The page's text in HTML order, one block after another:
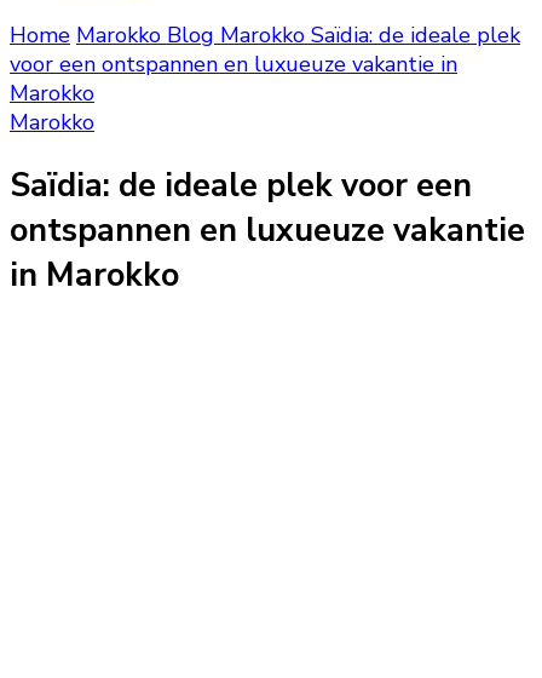
Home Marokko Blog Marokko Saïdia: de ideale plek
voor een ontspannen en luxueuze vakantie in
Marokko
Marokko
Saïdia: de ideale plek voor een
ontspannen en luxueuze vakantie
in Marokko